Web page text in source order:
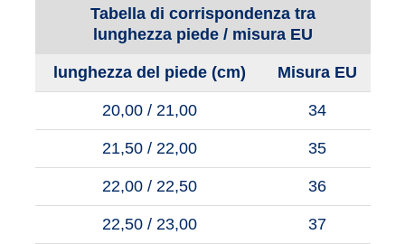
Tabella di corrispondenza tra
lunghezza piede / misura EU
lunghezza del piede (cm) Misura EU
20,00 / 21,00 34
21,50 / 22,00 35
22,00 / 22,50 36
22,50 / 23,00 37